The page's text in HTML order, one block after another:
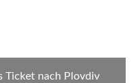
Ticket nach Plovdiv